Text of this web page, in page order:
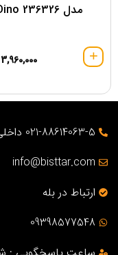
مدل 236326 Dino
3,960,000
021-88614063-5 داخلی 108
info@bisttar.com
ارتباط در بله
09398577548